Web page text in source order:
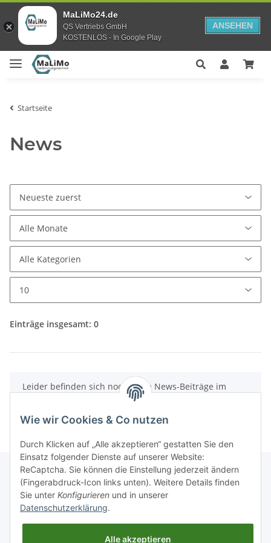
MaLiMo24.de
QS Vertriebs GmbH
KOSTENLOS - In Google Play
ANSEHEN
Startseite
News
Einträge insgesamt: 0
xLeider befinden sich noch keine News-Beiträge im
Informationen
Wie wir Cookies & Co nutzen
Durch Klicken auf „Alle akzeptieren“ gestatten Sie den
Einsatz folgender Dienste auf unserer Website:
ReCaptcha. Sie können die Einstellung jederzeit ändern
(Fingerabdruck-Icon links unten). Weitere Details finden
Sie unter Konfigurieren und in unserer
Datenschutzerklärung.
Alle akzeptieren